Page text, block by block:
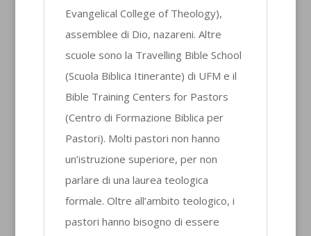
Evangelical College of Theology),
assemblee di Dio, nazareni. Altre
scuole sono la Travelling Bible School
(Scuola Biblica Itinerante) di UFM e il
Bible Training Centers for Pastors
(Centro di Formazione Biblica per
Pastori). Molti pastori non hanno
un’istruzione superiore, per non
parlare di una laurea teologica
formale. Oltre all’ambito teologico, i
pastori hanno bisogno di essere